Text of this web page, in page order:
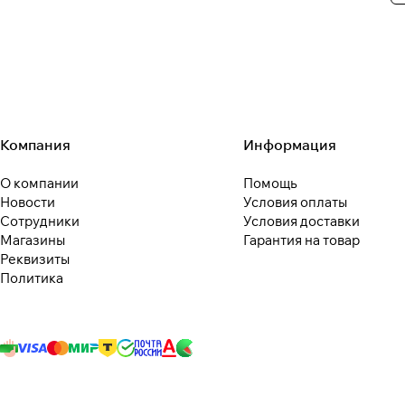
Компания
О компании
Новости
Сотрудники
Магазины
Реквизиты
Политика
Информация
Помощь
Условия оплаты
Условия доставки
Гарантия на товар